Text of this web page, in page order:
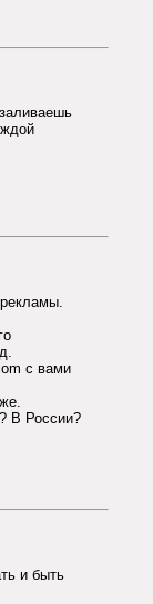
с вами
В России?
и быть